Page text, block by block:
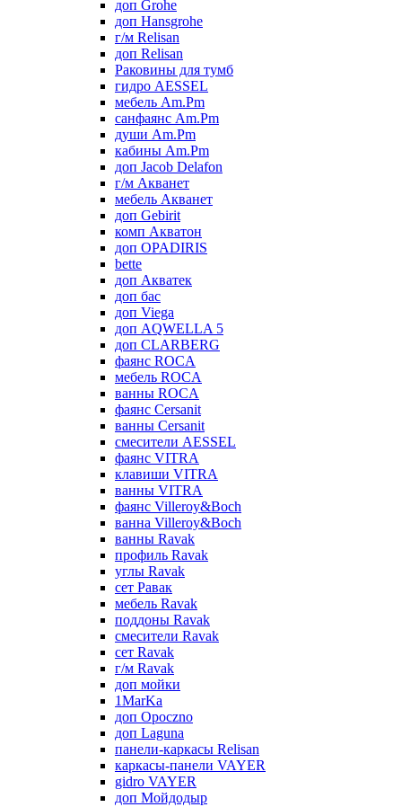
доп Grohe
доп Hansgrohe
г/м Relisan
доп Relisan
Раковины для тумб
гидро AESSEL
мебель Am.Pm
санфаянс Am.Pm
души Am.Pm
кабины Am.Pm
доп Jacob Delafon
г/м Акванет
мебель Акванет
доп Gebirit
комп Акватон
доп OPADIRIS
bette
доп Акватек
доп бас
доп Viega
доп AQWELLA 5
доп CLARBERG
фаянс ROCA
мебель ROCA
ванны ROCA
фаянс Cersanit
ванны Cersanit
смесители AESSEL
фаянс VITRA
клавиши VITRA
ванны VITRA
фаянс Villeroy&Boch
ванна Villeroy&Boch
ванны Ravak
профиль Ravak
углы Ravak
сет Равак
мебель Ravak
поддоны Ravak
смесители Ravak
сет Ravak
г/м Ravak
доп мойки
1MarKa
доп Opoczno
доп Laguna
панели-каркасы Relisan
каркасы-панели VAYER
gidro VAYER
доп Мойдодыр